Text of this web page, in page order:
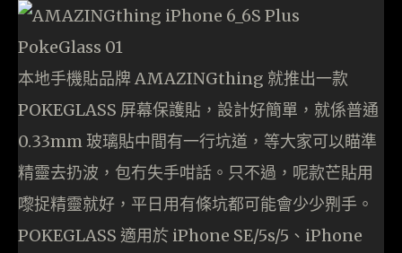
本地手機貼品牌 AMAZINGthing 就推出一款
POKEGLASS 屏幕保護貼，設計好簡單，就係普通
0.33mm 玻璃貼中間有一行坑道，等大家可以瞄準
精靈去扔波，包冇失手咁話。只不過，呢款芒貼用
嚟捉精靈就好，平日用有條坑都可能會少少𠝹手。
POKEGLASS 適用於 iPhone SE/5s/5、iPhone